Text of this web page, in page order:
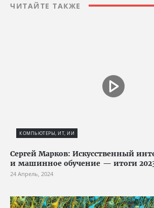
ЧИТАЙТЕ ТАКЖЕ
КОМПЬЮТЕРЫ, ИТ, ИИ
Сергей Марков: Искусственный
и машинное обучение — итоги
24 Апрель, 2024